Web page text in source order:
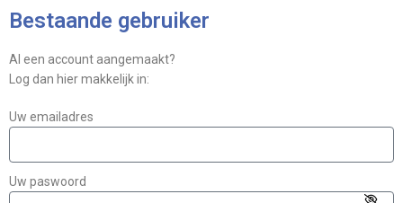
Bestaande gebruiker
Al een account aangemaakt?
Log dan hier makkelijk in:
Uw emailadres
Uw paswoord